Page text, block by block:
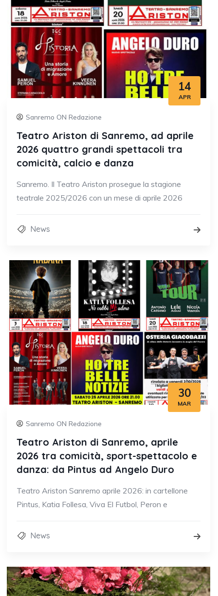
14
APR
Sanremo ON Redazione
Teatro Ariston di Sanremo, ad aprile
2026 quattro grandi spettacoli tra
comicità, calcio e danza
Sanremo. Il Teatro Ariston prosegue la stagione
teatrale 2025/2026 con un mese di aprile 2026
News
30
MAR
Sanremo ON Redazione
Teatro Ariston di Sanremo, aprile
2026 tra comicità, sport-spettacolo e
danza: da Pintus ad Angelo Duro
Teatro Ariston Sanremo aprile 2026: in cartellone
Pintus, Katia Follesa, Viva El Futbol, Peron e
News